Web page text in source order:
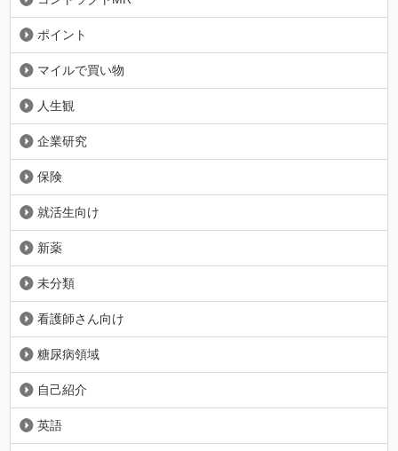
ポイント
マイルで買い物
人生観
企業研究
保険
就活生向け
新薬
未分類
看護師さん向け
糖尿病領域
自己紹介
英語